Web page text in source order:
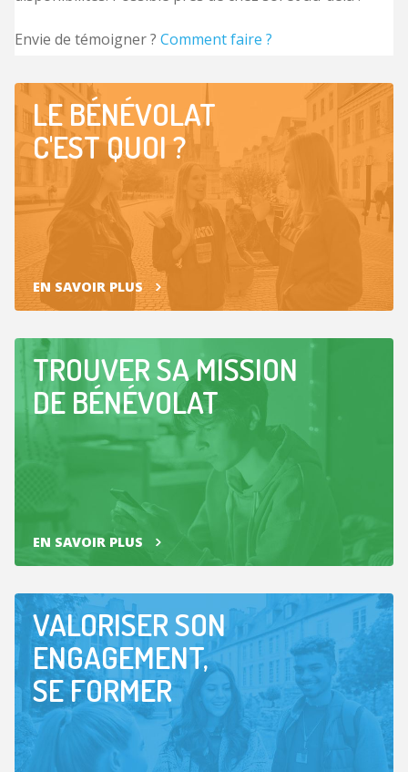
Envie de témoigner ? Comment faire ?
LE BÉNÉVOLAT
C'EST QUOI ?
EN SAVOIR PLUS
TROUVER SA MISSION
DE BÉNÉVOLAT
EN SAVOIR PLUS
VALORISER SON
ENGAGEMENT,
SE FORMER